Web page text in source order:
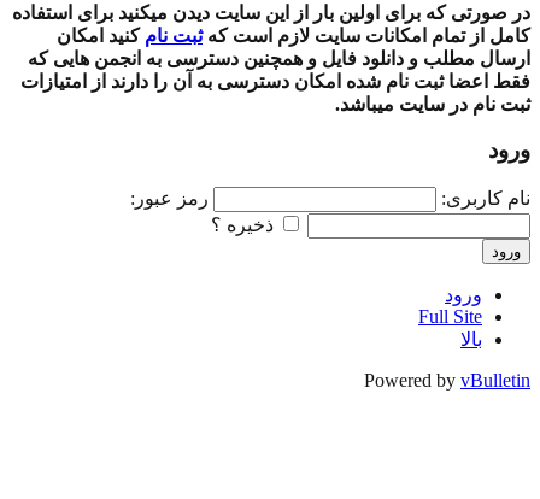
در صورتی که برای اولین بار از این سایت دیدن میکنید برای استفاده
کامل از تمام امکانات سایت لازم است کهثبت نام کنید امکان
ارسال مطلب و دانلود فایل و همچنین دسترسی به انجمن هایی که
فقط اعضا ثبت نام شده امکان دسترسی به آن را دارند از امتیازات
ثبت نام در سایت میباشد.
ورود
نام کاربری:
رمز عبور:
ذخیره ؟
ورود
ورود
Full Site
بالا
Powered by vBulletin